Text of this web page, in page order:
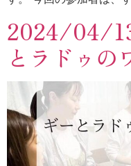
2024/04/
とラドゥの